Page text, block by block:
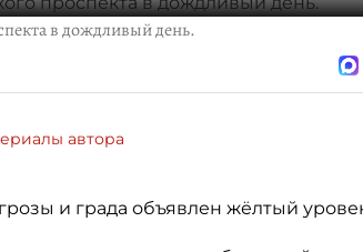
в дождливый день.
автора
и града объявлен жёлтый